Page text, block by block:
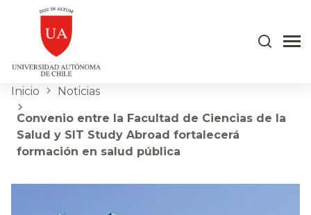
Inicio Noticias
Convenio entre la Facultad de Ciencias de la
Salud y SIT Study Abroad fortalecerá
formación en salud pública